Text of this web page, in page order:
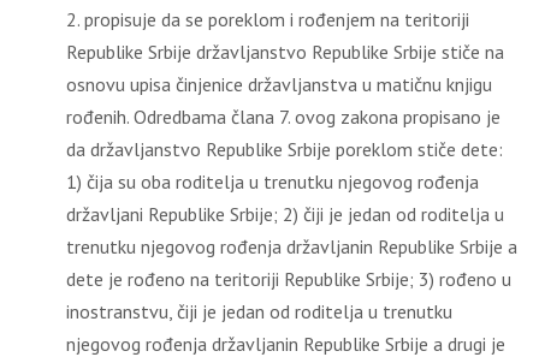
2. propisuje da se poreklom i rođenjem na teritoriji
Republike Srbije državljanstvo Republike Srbije stiče na
osnovu upisa činjenice državljanstva u matičnu knjigu
rođenih. Odredbama člana 7. ovog zakona propisano je
da državljanstvo Republike Srbije poreklom stiče dete:
1) čija su oba roditelja u trenutku njegovog rođenja
državljani Republike Srbije; 2) čiji je jedan od roditelja u
trenutku njegovog rođenja državljanin Republike Srbije a
dete je rođeno na teritoriji Republike Srbije; 3) rođeno u
inostranstvu, čiji je jedan od roditelja u trenutku
njegovog rođenja državljanin Republike Srbije a drugi je